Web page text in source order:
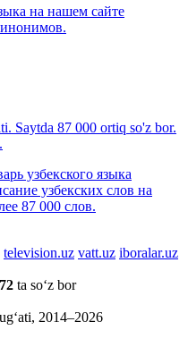
на нашем сайте
Saytda 87 000 ortiq so'z bor.
узбекского языка
узбекских слов на
87 000 слов.
television.uz vatt.uz iboralar.uz
ta so‘z bor
2014–2026